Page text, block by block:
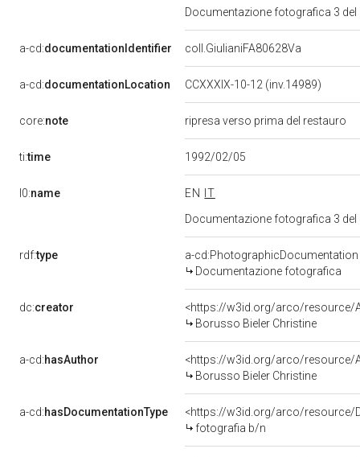
Documentazione fotografica 3
a-cd:documentationIdentifier coll.GiulianiFA80628Va
a-cd:documentationLocation CCXXXIX-10-12 (inv.14989)
core:note ripresa verso prima del restauro
ti:time 1992/02/05
l0:name EN
IT
Documentazione fotografica 3
rdf:type
a-cd:PhotographicDocumentation
Documentazione fotografica
dc:creator
<https://w3id.org/arco/resource/
Borusso Bieler Christine
a-cd:hasAuthor
<https://w3id.org/arco/resource/
Borusso Bieler Christine
a-cd:hasDocumentationType
<https://w3id.org/arco/resource/
fotografia b/n